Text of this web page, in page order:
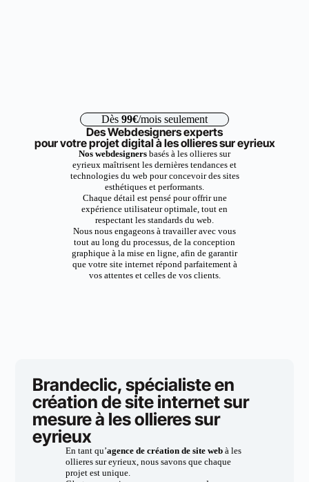
Dès 99€/mois seulement
Des Webdesigners experts
pour votre projet digital à les ollieres sur eyrieux
Nos webdesigners basés à les ollieres sur
eyrieux maîtrisent les dernières tendances et
technologies du web pour concevoir des sites
esthétiques et performants.
Chaque détail est pensé pour offrir une
expérience utilisateur optimale, tout en
respectant les standards du web.
Nous nous engageons à travailler avec vous
tout au long du processus, de la conception
graphique à la mise en ligne, afin de garantir
que votre site internet répond parfaitement à
vos attentes et celles de vos clients.
Brandeclic, spécialiste en
création de site internet sur
mesure à les ollieres sur
eyrieux
En tant qu’agence de création de site webà les
ollieres sur eyrieux, nous savons que chaque
projet est unique.